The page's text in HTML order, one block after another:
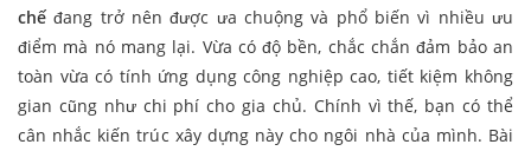
chế đang trở nên được ưa chuộng và phổ biến vì nhiều ưu
điểm mà nó mang lại. Vừa có độ bền, chắc chắn đảm bảo an
toàn vừa có tính ứng dụng công nghiệp cao, tiết kiệm không
gian cũng như chi phí cho gia chủ. Chính vì thế, bạn có thể
cân nhắc kiến trúc xây dựng này cho ngôi nhà của mình. Bài